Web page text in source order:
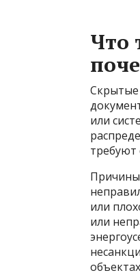
Что
Скрытые
или
требуют
Причины
или
или